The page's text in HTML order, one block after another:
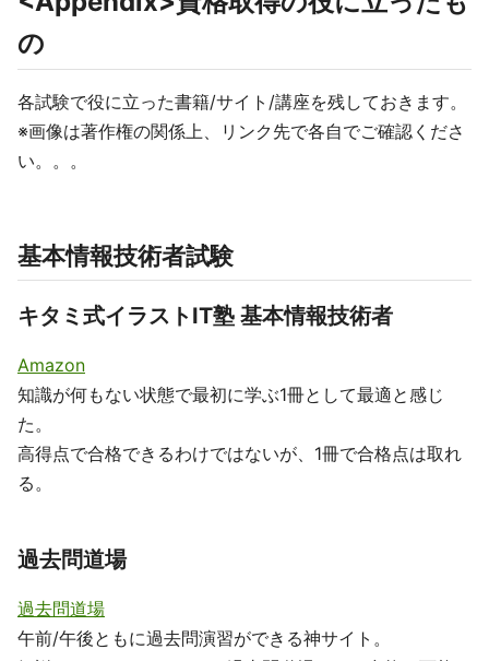
の
各試験で役に立った書籍/サイト/講座を残しておきます。
※画像は著作権の関係上、リンク先で各自でご確認くださ
い。。。
基本情報技術者試験
キタミ式イラストIT塾 基本情報技術者
Amazon
知識が何もない状態で最初に学ぶ1冊として最適と感じ
た。
高得点で合格できるわけではないが、1冊で合格点は取れ
る。
過去問道場
過去問道場
午前/午後ともに過去問演習ができる神サイト。